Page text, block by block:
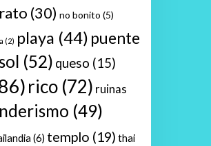
(30) no bonito (5)
(2) playa (44) puente
(52) queso (15)
rico (72) ruinas
(49)
(6) templo (19) thai